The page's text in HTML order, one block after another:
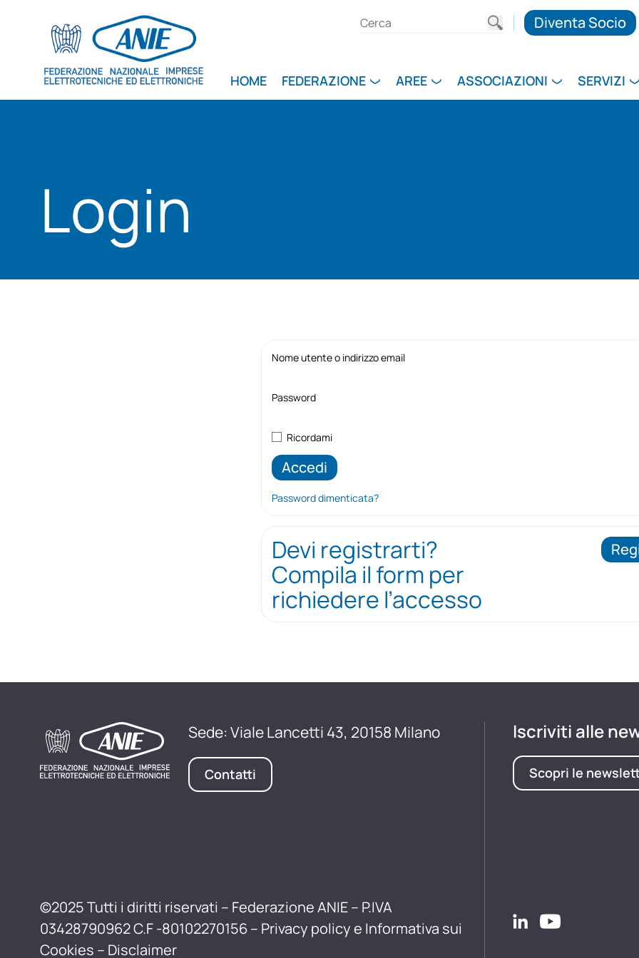
Diventa Socio
HOME FEDERAZIONE AREE ASSOCIAZIONI SERVIZI
Login
Nome utente o indirizzo email
Password
Ricordami
Password dimenticata?
Devi registrarti?
Compila il form per
richiedere l’accesso
Sede: Viale Lancetti 43, 20158 Milano
Contatti
©2025 Tutti i diritti riservati – Federazione ANIE – P.IVA
03428790962 C.F -80102270156 – Privacy policy e Informativa sui
Cookies – Disclaimer
Iscriviti alle
Scopri le